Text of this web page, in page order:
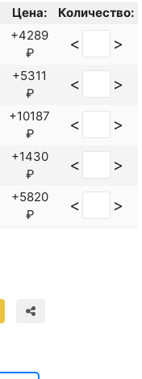
Цена:
Количество:
+4289
₽
< >
+5311
₽
< >
+10187
₽
< >
+1430
₽
< >
+5820
₽
< >